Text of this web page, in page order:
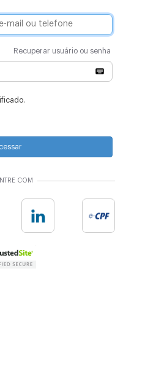
Recuperar usuário ou senha
COM